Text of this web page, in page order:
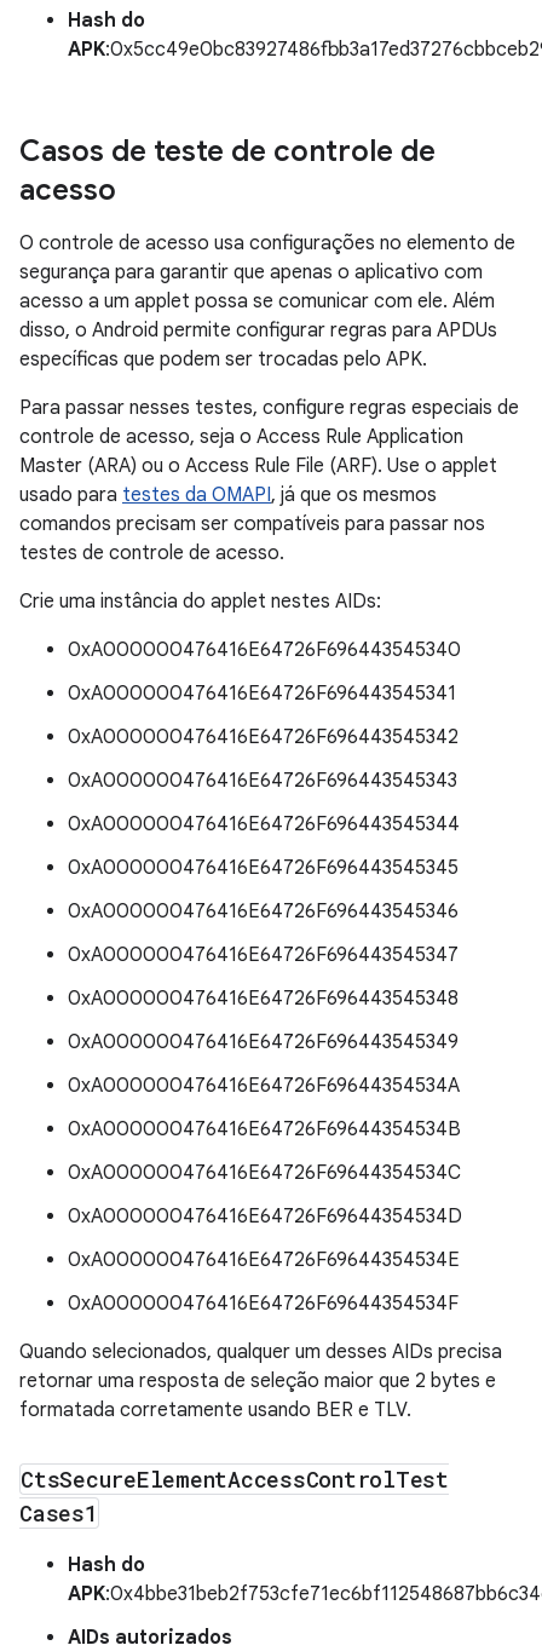
Hash do
APK
Casos de teste de controle de
acesso
O controle de acesso usa configurações no elemento de
segurança para garantir que apenas o aplicativo com
acesso a um applet possa se comunicar com ele. Além
disso, o Android permite configurar regras para APDUs
específicas que podem ser trocadas pelo APK.
Para passar nesses testes, configure regras especiais de
controle de acesso, seja o Access Rule Application
Master (ARA) ou o Access Rule File (ARF). Use o applet
usado para testes da OMAPI, já que os mesmos
comandos precisam ser compatíveis para passar nos
testes de controle de acesso.
Crie uma instância do applet nestes AIDs:
0xA000000476416E64726F696443545340
0xA000000476416E64726F696443545341
0xA000000476416E64726F696443545342
0xA000000476416E64726F696443545343
0xA000000476416E64726F696443545344
0xA000000476416E64726F696443545345
0xA000000476416E64726F696443545346
0xA000000476416E64726F696443545347
0xA000000476416E64726F696443545348
0xA000000476416E64726F696443545349
0xA000000476416E64726F69644354534A
0xA000000476416E64726F69644354534B
0xA000000476416E64726F69644354534C
0xA000000476416E64726F69644354534D
0xA000000476416E64726F69644354534E
0xA000000476416E64726F69644354534F
Quando selecionados, qualquer um desses AIDs precisa
retornar uma resposta de seleção maior que 2 bytes e
formatada corretamente usando BER e TLV.
CtsSecureElementAccessControlTest
Cases1
Hash do
APK
AIDs autorizados